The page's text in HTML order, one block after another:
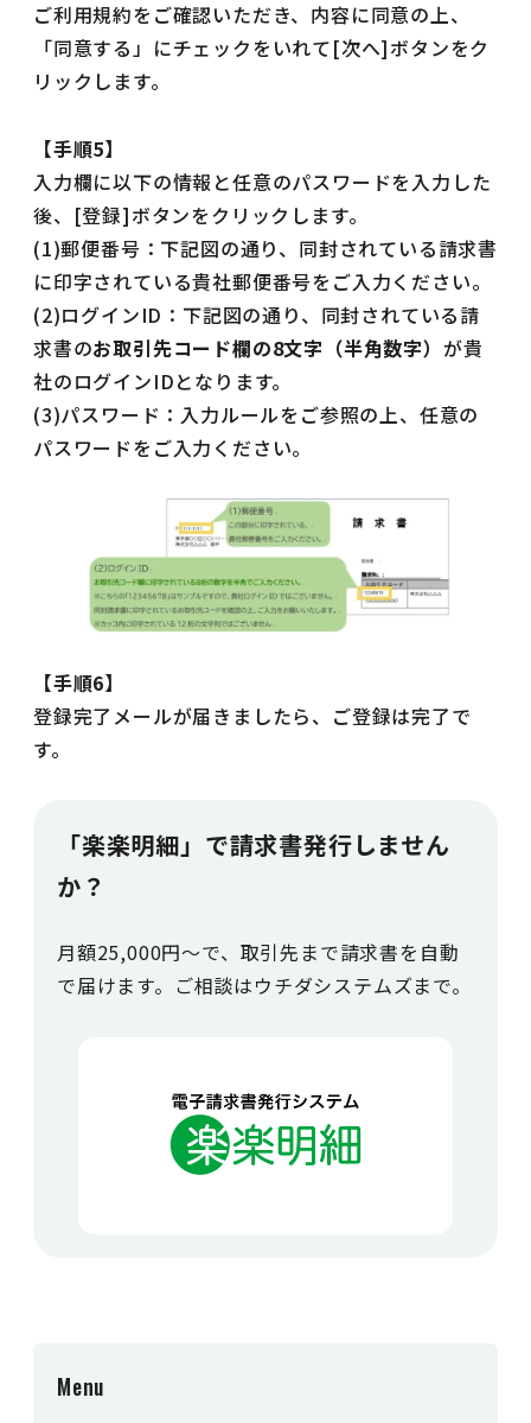
ご利用規約をご確認いただき、内容に同意の上、
「同意する」にチェックをいれて[次へ]ボタンをク
リックします。
【手順5】
入力欄に以下の情報と任意のパスワードを入力した
後、[登録]ボタンをクリックします。
(1)郵便番号：下記図の通り、同封されている請求書
に印字されている貴社郵便番号をご入力ください。
(2)ログインID：下記図の通り、同封されている請
求書のお取引先コード欄の8文字（半角数字） が貴
社のログインIDとなります。
(3)パスワード：入力ルールをご参照の上、任意の
パスワードをご入力ください。
【手順6】
登録完了メールが届きましたら、ご登録は完了で
す。
「楽楽明細」で請求書発行しません
か？
月額25,000円～で、取引先まで請求書を自動
で届けます。ご相談はウチダシステムズまで。
Menu